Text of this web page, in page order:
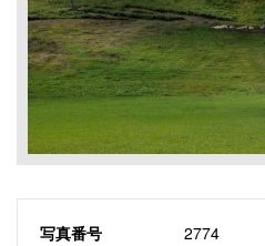
写真番号
2774